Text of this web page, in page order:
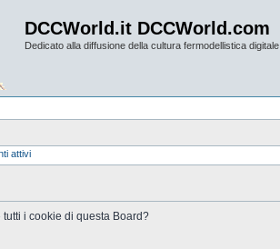
DCCWorld.it DCCWorld.com
Dedicato alla diffusione della cultura fermodellistica digitale.
attivi
i cookie di questa Board?